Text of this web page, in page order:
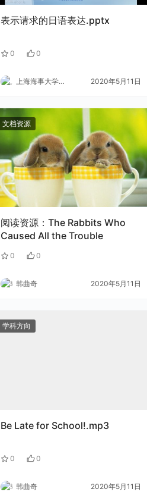
表示请求的日语表达.pptx
0 0
上海海事大学外语 2020年5月11日
文档资源
阅读资源：The Rabbits Who
Caused All the Trouble
0 0
韩曲奇 2020年5月11日
学科方向
Be Late for School!.mp3
0 0
韩曲奇 2020年5月11日